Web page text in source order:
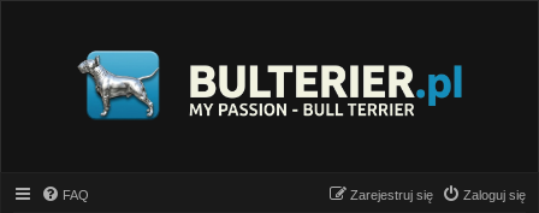
FAQ Zaloguj się
Zarejestruj się